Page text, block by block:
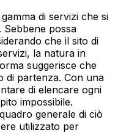
di servizi che si
Sebbene possa
che il sito di
la natura in
suggerisce che
di partenza. Con una
di elencare ogni
impossibile.
generale di ciò
utilizzato per